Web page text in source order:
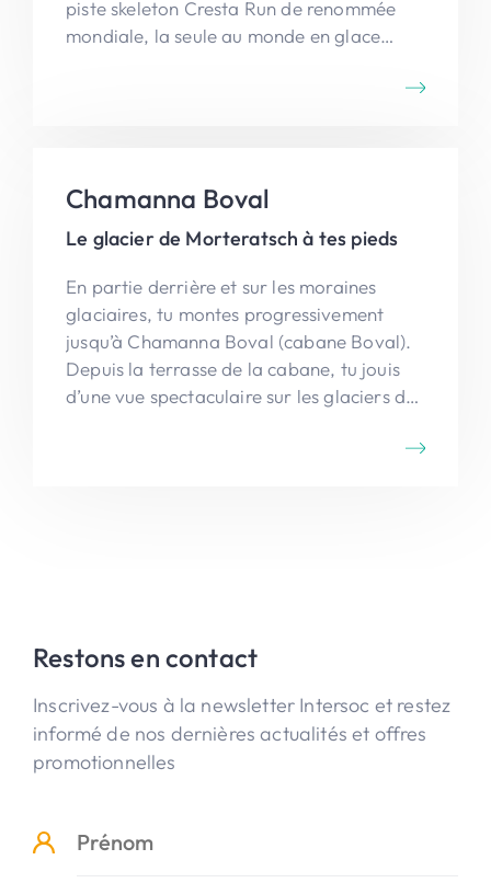
piste skeleton Cresta Run de renommée
mondiale, la seule au monde en glace
Chamanna Boval
Le glacier de Morteratsch à tes pieds
En partie derrière et sur les moraines
glaciaires, tu montes progressivement
jusqu’à Chamanna Boval (cabane Boval).
Depuis la terrasse de la cabane, tu jouis
d’une vue spectaculaire sur les glaciers de
Restons en contact
Inscrivez-vous à la newsletter Intersoc et restez
informé de nos dernières actualités et offres
promotionnelles